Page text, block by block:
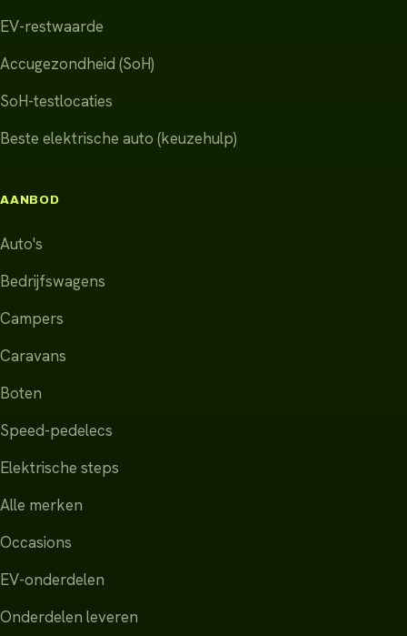
EV-restwaarde
Accugezondheid (SoH)
SoH-testlocaties
Beste elektrische auto (keuzehulp)
AANBOD
Auto's
Bedrijfswagens
Campers
Caravans
Boten
Speed-pedelecs
Elektrische steps
Alle merken
Occasions
EV-onderdelen
Onderdelen leveren